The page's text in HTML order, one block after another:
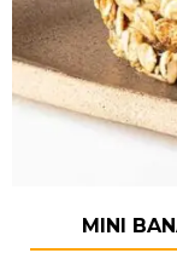
MINI